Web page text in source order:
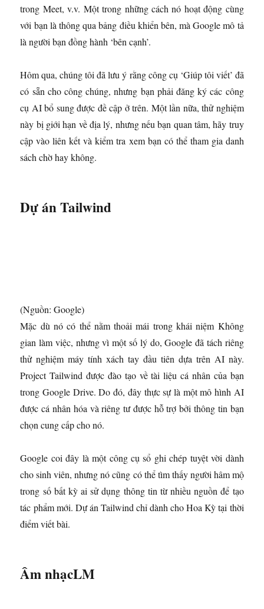
trong Meet, v.v. Một trong những cách nó hoạt động cùng
với bạn là thông qua bảng điều khiển bên, mà Google mô tả
là người bạn đồng hành ‘bên cạnh’.
Hôm qua, chúng tôi đã lưu ý rằng công cụ ‘Giúp tôi viết’ đã
có sẵn cho công chúng, nhưng bạn phải đăng ký các công
cụ AI bổ sung được đề cập ở trên. Một lần nữa, thử nghiệm
này bị giới hạn về địa lý, nhưng nếu bạn quan tâm, hãy truy
cập vào liên kết và kiểm tra xem bạn có thể tham gia danh
sách chờ hay không.
Dự án Tailwind
(Nguồn: Google)
Mặc dù nó có thể nằm thoải mái trong khái niệm Không
gian làm việc, nhưng vì một số lý do, Google đã tách riêng
thử nghiệm máy tính xách tay đầu tiên dựa trên AI này.
Project Tailwind được đào tạo về tài liệu cá nhân của bạn
trong Google Drive. Do đó, đây thực sự là một mô hình AI
được cá nhân hóa và riêng tư được hỗ trợ bởi thông tin bạn
chọn cung cấp cho nó.
Google coi đây là một công cụ sổ ghi chép tuyệt vời dành
cho sinh viên, nhưng nó cũng có thể tìm thấy người hâm mộ
trong số bất kỳ ai sử dụng thông tin từ nhiều nguồn để tạo
tác phẩm mới. Dự án Tailwind chỉ dành cho Hoa Kỳ tại thời
điểm viết bài.
Âm nhạcLM